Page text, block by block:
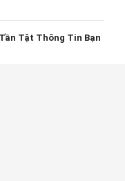
Tật Thông Tin Bạn